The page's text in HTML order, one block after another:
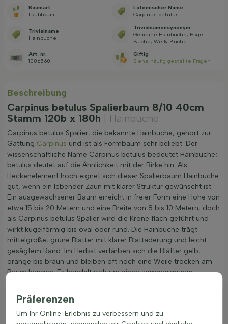
Baumart
Laubbaum
Lateinischer Name
Carpinus betulus
Trivialname
Hainbuche
Trivialnamensynonym
Gemeine Hainbuche, Hage-
Buche, Weiß-Buche
Art. nr.
1006560
Giftig
Siehe häufig gestellte Fragen
Beschreibung
Carpinus betulus Spalierbaum 8/10 40cm
Stamm 120b x 180h
| Hainbuche
Carpinus betulus Spalier, die bekannte Hainbuche, gehört zur
Gattung Carpinus und ist als Formbaum sehr beliebt. Der
wissenschaftliche Name Carpinus betulus bedeutet Hainbuche;
betulus deutet auf die Ähnlichkeit mit der Birke hin. Als
Heckenelement hoch eignet sich dieser Spalierbaum Hainbuche
gut, wenn ein lebender Zaun mit klarer Struktur gewünscht ist.
Ein ausgewachsener Baum erreicht in freier Form eine Höhe von
etwa 15 bis 20 Metern und eine Breite von 8 bis 10 Metern, doch
als Carpinus betulus Spalier wird die Krone flach geführt und
wirkt kugelförmig bis oval oder rund. Die Hainbuche trägt
mittelgroße, grüne Blätter mit klarer Blattaderung und leicht
gesägtem Rand. Im Herbst verfärben sich die Blätter gelb,
orange bis braun und bleiben oft noch eine Weile trocken am
Baum hängen. Es handelt sich um einen sommergrünen
Dornen oder Stacheln und gilt als pflegeleicht und robust. So
entsteht ein lebender Zaun mit natürlicher Optik, der Struktur
und Ruhe in den Garten bringt.
Präferenzen
Um Ihr Online-Erlebnis zu verbessern und zu